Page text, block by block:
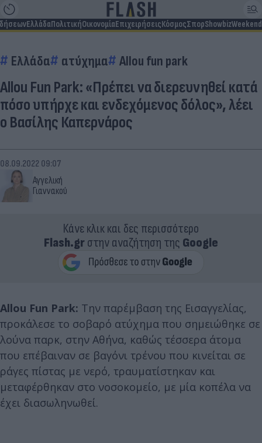
ΕλλάδαΠολιτικήΟικονομίαΕπιχειρήσειςΚόσμοςΣπορShowbizWeekend
Ελλάδα ατύχημα Allou fun park
Allou Fun Park: «Πρέπει να διερευνηθεί κατά
πόσο υπήρχε και ενδεχόμενος δόλος», λέει
ο Βασίλης Καπερνάρος
Αγγελική
Γιαννακού
08.09.2022 09:07
Κάνε κλικ και δες περισσότερο
Flash.grστην αναζήτηση της Google
Allou Fun Park: Την παρέμβαση της Εισαγγελίας,
προκάλεσε το σοβαρό ατύχημα που σημειώθηκε σε
λούνα παρκ, στην Αθήνα, καθώς τέσσερα άτομα
που επέβαιναν σε βαγόνι τρένου που κινείται σε
ράγες πίστας με νερό, τραυματίστηκαν και
μεταφέρθηκαν στο νοσοκομείο, με μία κοπέλα να
έχει διασωληνωθεί.